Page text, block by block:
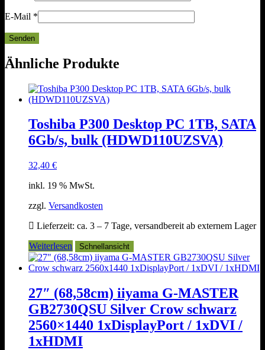
E-Mail *
Ähnliche Produkte
Toshiba P300 Desktop PC 1TB, SATA
6Gb/s, bulk (HDWD110UZSVA)
32,40 €
inkl. 19 % MwSt.
zzgl. Versandkosten
Lieferzeit: ca. 3 – 7 Tage, versandbereit ab externem Lager
Weiterlesen
Schnellansicht
27″ (68,58cm) iiyama G-MASTER
GB2730QSU Silver Crow schwarz
2560×1440 1xDisplayPort / 1xDVI /
1xHDMI